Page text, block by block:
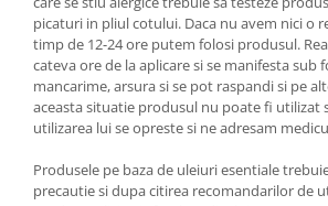
picaturi in pliul cotului. Daca nu avem nici o
timp de 12-24 ore putem folosi produsul.
cateva ore de la aplicare si se manifesta sub
mancarime, arsura si se pot raspandi si pe
aceasta situatie produsul nu poate fi utilizat
utilizarea lui se opreste si ne adresam
Produsele pe baza de uleiuri esentiale
precautie si dupa citirea recomandarilor de